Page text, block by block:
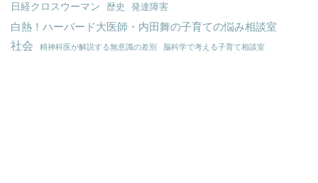
日経クロスウーマン
歴史 発達障害
白熱！ハーバード大医師・内田舞の子育ての悩み相談室
社会 精神科医が解説する無意識の差別 脳科学で考える子育て相談室